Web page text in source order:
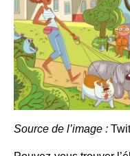
Source de l’image :